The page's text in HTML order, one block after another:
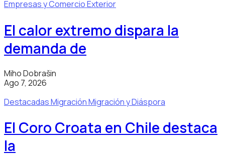
Empresas y Comercio Exterior
El calor extremo dispara la
demanda de
Miho Dobrašin
Ago 7, 2026
DestacadasMigraciónMigración y Diáspora
El Coro Croata en Chile destaca
la